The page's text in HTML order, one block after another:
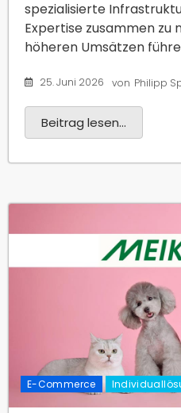
25. Juni 2026 von Philipp
spezialisierte
Expertise zusammen zu
höheren Umsätzen
Beitrag lesen...
E-Commerce